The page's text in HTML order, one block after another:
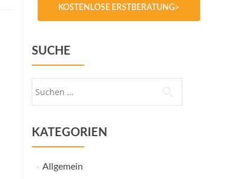
KOSTENLOSE ERSTBERATUNG>
SUCHE
KATEGORIEN
Allgemein